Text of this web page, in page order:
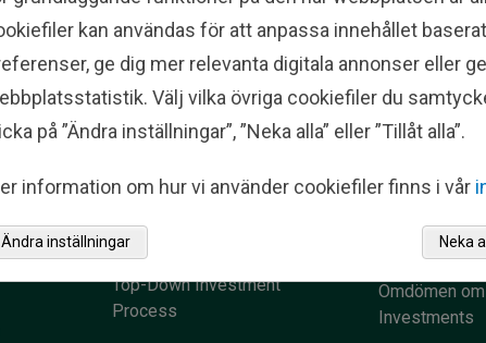
Institutional
Who We Serve
Top-Down Investment
Process
Våra kontor
Omdömen
Investments
kan användas för att anpassa innehållet
ge dig mer relevanta digitala annonser eller
Välj vilka övriga cookiefiler du
på ”Ändra inställningar”, ”Neka alla” eller ”Tillåt alla”.
information om hur vi använder cookiefiler finns i vår
Neka
Ändra inställningar